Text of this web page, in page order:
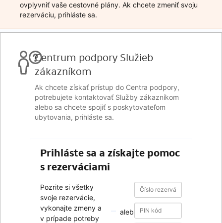
ovplyvniť vaše cestovné plány. Ak chcete zmeniť svoju
rezerváciu, prihláste sa.
Centrum podpory Služieb
zákazníkom
Ak chcete získať prístup do Centra podpory,
potrebujete kontaktovať Služby zákazníkom
alebo sa chcete spojiť s poskytovateľom
ubytovania, prihláste sa.
Prihláste sa a získajte pomoc
s rezerváciami
Pozrite si všetky
svoje rezervácie,
vykonajte zmeny a
v prípade potreby
alebo
Číslo
rezervácie
Číslo
rezervácie